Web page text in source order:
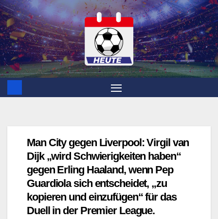
Zum
Inhalt
springen
Man City gegen Liverpool: Virgil van
Dijk „wird Schwierigkeiten haben“
gegen Erling Haaland, wenn Pep
Guardiola sich entscheidet, „zu
kopieren und einzufügen“ für das
Duell in der Premier League.